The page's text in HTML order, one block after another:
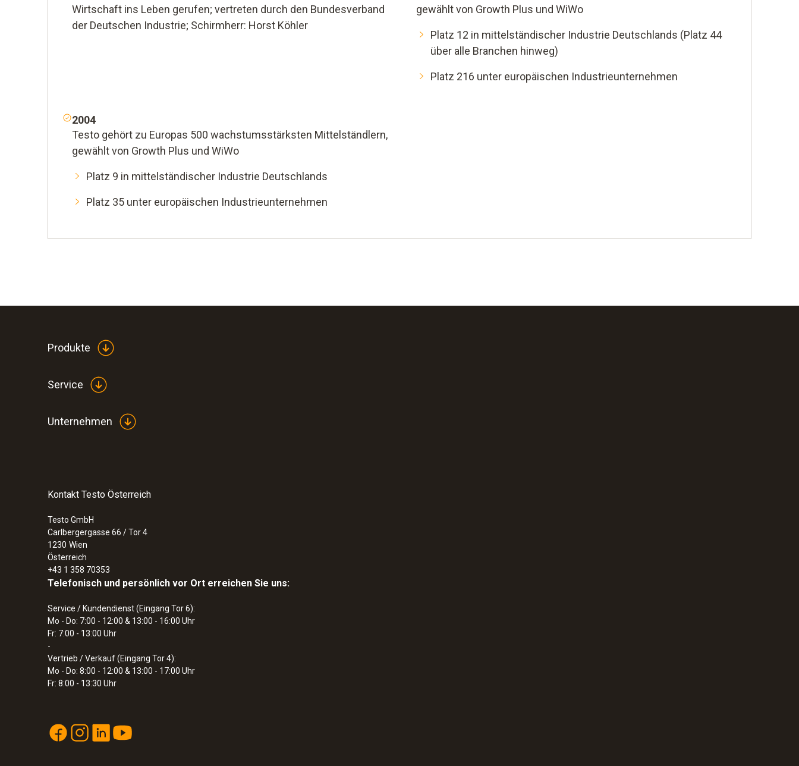
Wirtschaft ins Leben gerufen; vertreten durch den Bundesverband
der Deutschen Industrie; Schirmherr: Horst Köhler
gewählt von Growth Plus und WiWo
Platz 12 in mittelständischer Industrie Deutschlands (Platz 44
über alle Branchen hinweg)
Platz 216 unter europäischen Industrieunternehmen
2004
Testo gehört zu Europas 500 wachstumsstärksten Mittelständlern,
gewählt von Growth Plus und WiWo
Platz 9 in mittelständischer Industrie Deutschlands
Platz 35 unter europäischen Industrieunternehmen
Produkte
Service
Unternehmen
Kontakt Testo Österreich
Testo GmbH
Carlbergergasse 66 / Tor 4
1230 Wien
Österreich
+43 1 358 70353
Telefonisch und persönlich vor Ort erreichen Sie uns:
Service / Kundendienst (Eingang Tor 6):
Mo - Do: 7:00 - 12:00 & 13:00 - 16:00 Uhr
Fr: 7:00 - 13:00 Uhr
-
Vertrieb / Verkauf (Eingang Tor 4):
Mo - Do: 8:00 - 12:00 & 13:00 - 17:00 Uhr
Fr: 8:00 - 13:30 Uhr